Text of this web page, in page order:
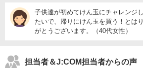
子供達が初めてけん玉にチャレンジ
たいで、帰りにけん玉を買う！とは
がとうございます。（40代女性）
担当者＆J:COM担当者からの声